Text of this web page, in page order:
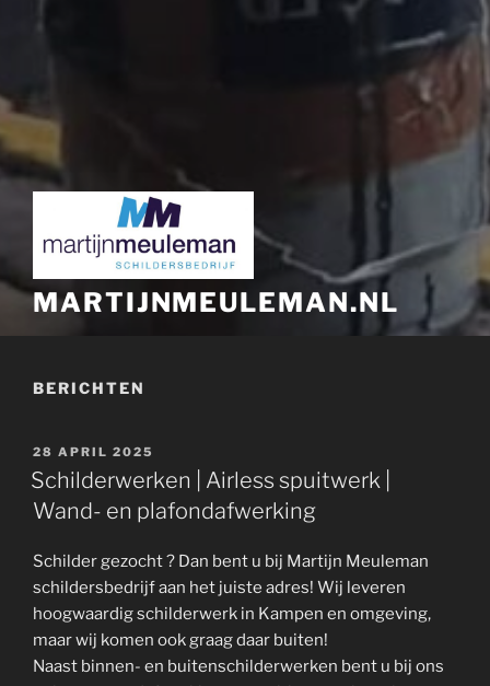
MARTIJNMEULEMAN.NL
BERICHTEN
GEPLAATST
OP
28 APRIL 2025
Schilderwerken | Airless spuitwerk |
Wand- en plafondafwerking
Schilder gezocht ? Dan bent u bij Martijn Meuleman
schildersbedrijf aan het juiste adres! Wij leveren
hoogwaardig schilderwerk in Kampen en omgeving,
maar wij komen ook graag daar buiten!
Naast binnen- en buitenschilderwerken bent u bij ons